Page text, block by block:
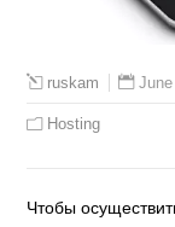
ruskam
Hosting
Чтобы